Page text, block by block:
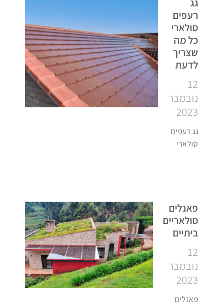
רעפים
סולארי
כל מה
שצריך
לדעת
12
נובמבר
2023
גג רעפים
סולארי
פאנלים
סולאריים
ביתיים
12
נובמבר
2023
פאנלים